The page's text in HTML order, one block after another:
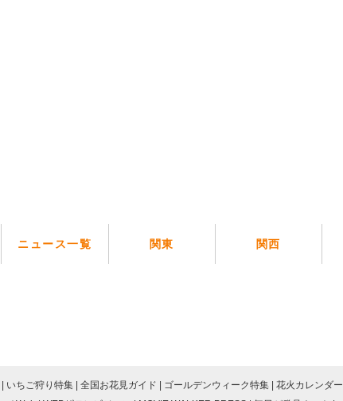
ニュース一覧 関東 関西
いちご狩り特集 全国お花見ガイド ゴールデンウィーク特集 花火カレンダー